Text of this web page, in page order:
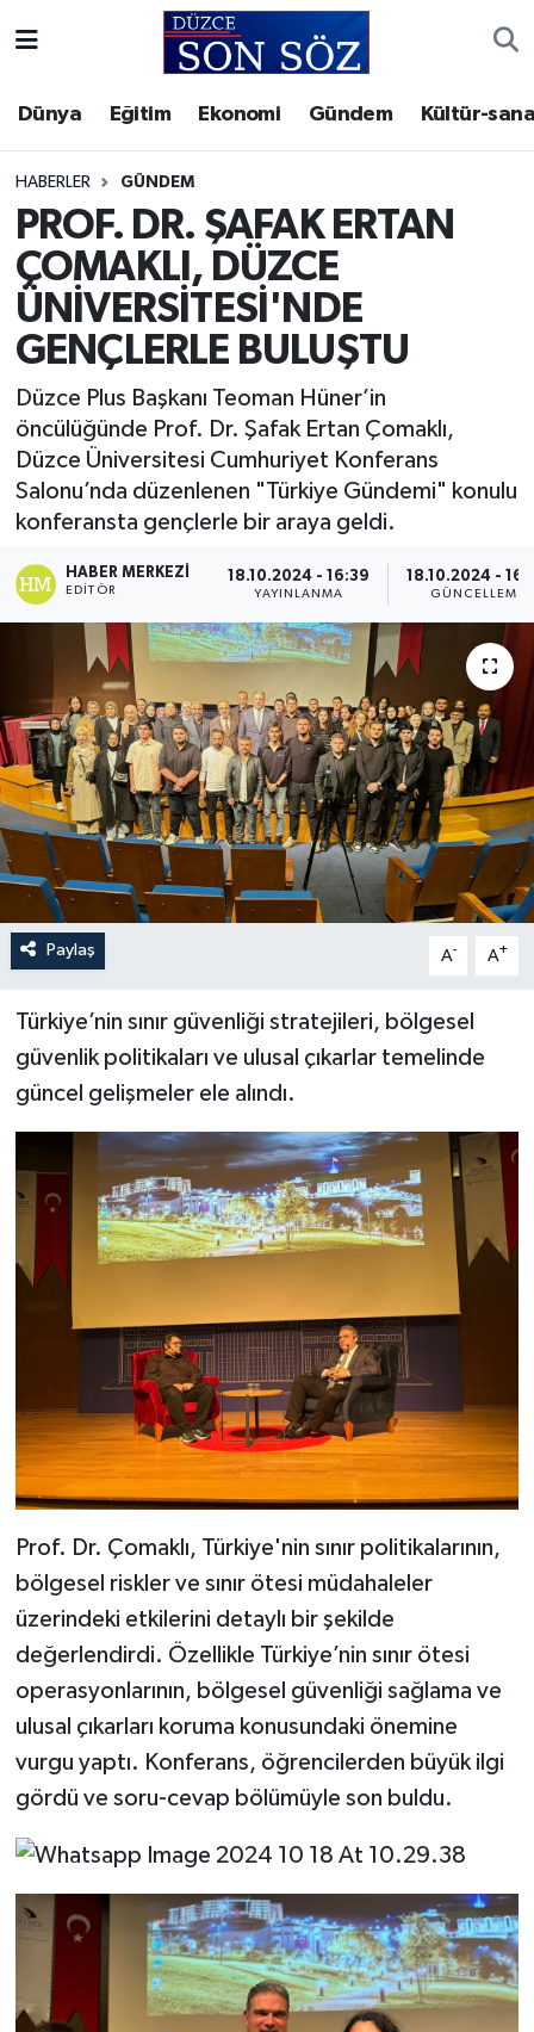
Dünya Eğitim Ekonomi Gündem Kültür-
HABERLER GÜNDEM
PROF. DR. ŞAFAK ERTAN
ÇOMAKLI, DÜZCE
ÜNİVERSİTESİ'NDE
GENÇLERLE BULUŞTU
Düzce Plus Başkanı Teoman Hüner’in
öncülüğünde Prof. Dr. Şafak Ertan Çomaklı,
Düzce Üniversitesi Cumhuriyet Konferans
Salonu’nda düzenlenen "Türkiye Gündemi" konulu
konferansta gençlerle bir araya geldi.
HABER MERKEZI
EDITÖR
18.10.2024 - 16:39
YAYINLANMA
18.10.2024 -
GÜNCELLEME
Paylaş A- A+
Türkiye’nin sınır güvenliği stratejileri, bölgesel
güvenlik politikaları ve ulusal çıkarlar temelinde
güncel gelişmeler ele alındı.
Prof. Dr. Çomaklı, Türkiye'nin sınır politikalarının,
bölgesel riskler ve sınır ötesi müdahaleler
üzerindeki etkilerini detaylı bir şekilde
değerlendirdi. Özellikle Türkiye’nin sınır ötesi
operasyonlarının, bölgesel güvenliği sağlama ve
ulusal çıkarları koruma konusundaki önemine
vurgu yaptı. Konferans, öğrencilerden büyük ilgi
gördü ve soru-cevap bölümüyle son buldu.
Gizlilik Sözleşmesi
İletişim
Künye
Video Galeri
Akçakoca Hava Durumu
Akçakoca Trafik Yoğunluk Haritası
Süper Lig Puan Durumu ve Fikstür
Tüm Manşetler
Son Dakika Haberleri
Haber Arşivi